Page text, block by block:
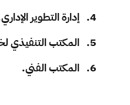
4. إدارة التطوير الإداري
5. المكتب التنفيذي لخطة آفاق
6. المكتب الفني
.